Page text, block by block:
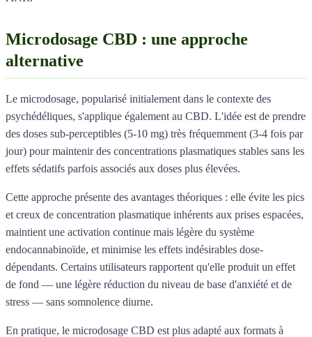
Microdosage CBD : une approche
alternative
Le microdosage, popularisé initialement dans le contexte des
psychédéliques, s'applique également au CBD. L'idée est de prendre
des doses sub-perceptibles (5-10 mg) très fréquemment (3-4 fois par
jour) pour maintenir des concentrations plasmatiques stables sans les
effets sédatifs parfois associés aux doses plus élevées.
Cette approche présente des avantages théoriques : elle évite les pics
et creux de concentration plasmatique inhérents aux prises espacées,
maintient une activation continue mais légère du système
endocannabinoïde, et minimise les effets indésirables dose-
dépendants. Certains utilisateurs rapportent qu'elle produit un effet
de fond — une légère réduction du niveau de base d'anxiété et de
stress — sans somnolence diurne.
En pratique, le microdosage CBD est plus adapté aux formats à